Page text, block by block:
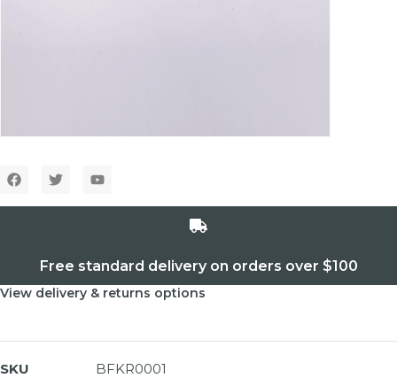
Free standard delivery on orders over $100
View delivery & returns options
SKU
BFKR0001